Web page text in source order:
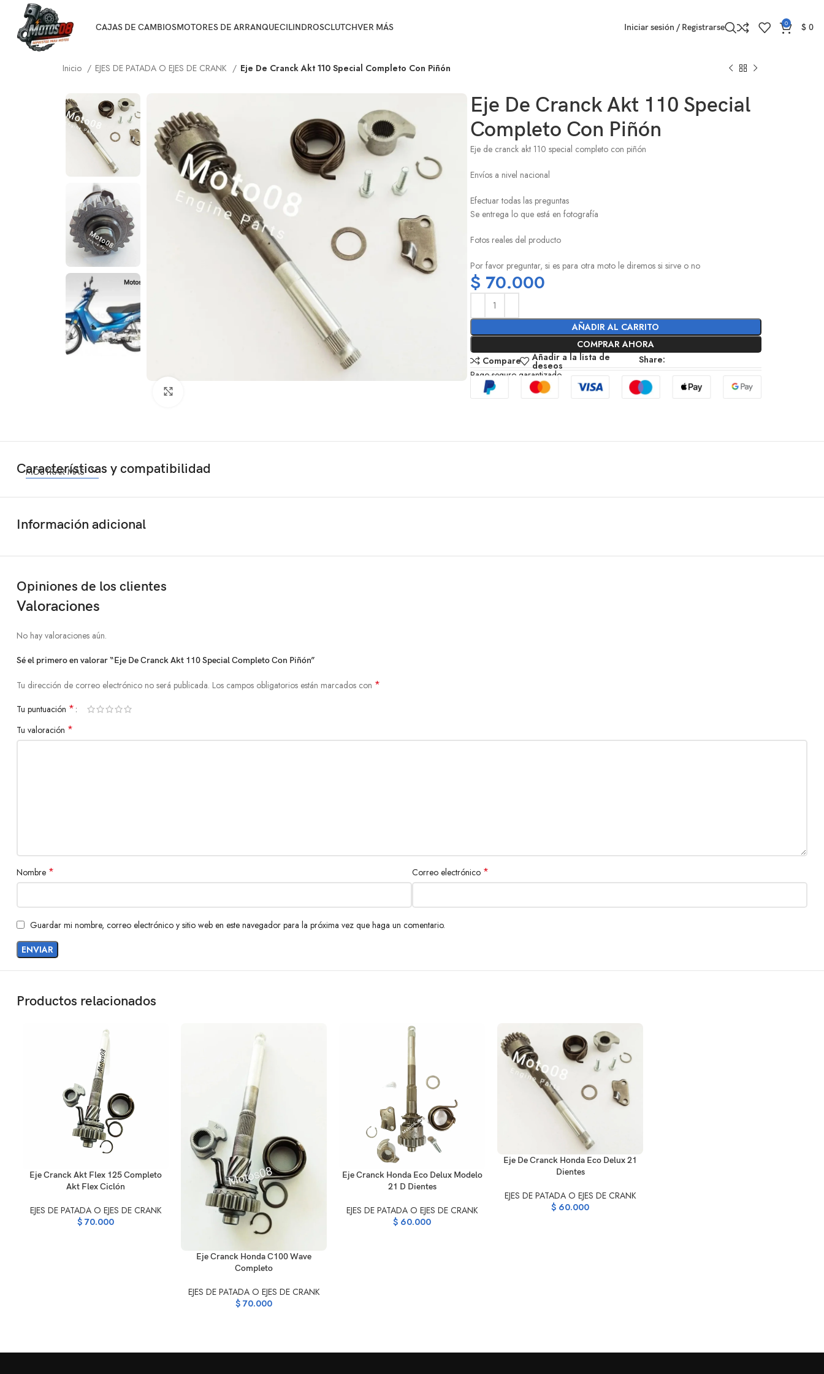
CAJAS DE CAMBIOSMOTORES DE ARRANQUECILINDROSCLUTCHVER MÁS Iniciar sesión / Registrarse 0 $ 0
Inicio EJES DE PATADA O EJES DE CRANK Eje De Cranck Akt 110 Special Completo Con Piñón
Eje De Cranck Akt 110 Special
Completo Con Piñón
Eje de cranck akt 110 special completo con piñón
Envíos a nivel nacional
Efectuar todas las preguntas
Se entrega lo que está en fotografía
Fotos reales del producto
Por favor preguntar, si es para otra moto le diremos si sirve o no
$ 70.000
AÑADIR AL CARRITO
COMPRAR AHORA
Compare
Añadir a la lista de
deseos
Share:
Pago seguro garantizado
Características y compatibilidad
MOSTRAR MÁS
Información adicional
Opiniones de los clientes
Valoraciones
No hay valoraciones aún.
Sé el primero en valorar “Eje De Cranck Akt 110 Special Completo Con Piñón”
Tu dirección de correo electrónico no será publicada. Los campos obligatorios están marcados con *
Tu puntuación *
Tu valoración *
Nombre * Correo electrónico *
Guardar mi nombre, correo electrónico y sitio web en este navegador para la próxima vez que haga un comentario.
Productos relacionados
AÑADIR AL CARRITO
Eje Cranck Akt Flex 125 Completo
Akt Flex Ciclón
EJES DE PATADA O EJES DE CRANK
$ 70.000
AÑADIR AL CARRITO
Eje Cranck Honda C100 Wave
Completo
EJES DE PATADA O EJES DE CRANK
$ 70.000
AÑADIR AL CARRITO
Eje Cranck Honda Eco Delux Modelo
21 D Dientes
EJES DE PATADA O EJES DE CRANK
$ 60.000
AÑADIR AL CARRITO
Eje De Cranck Honda Eco Delux 21
Dientes
EJES DE PATADA O EJES DE CRANK
$ 60.000